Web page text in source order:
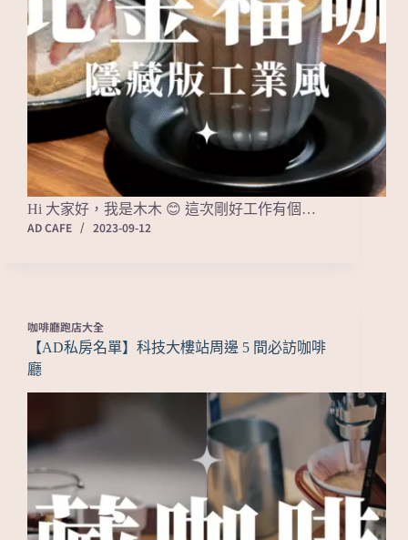
Hi 大家好，我是木木 😊 這次剛好工作有個…
AD CAFE
2023-09-12
咖啡廳跑店大全
【AD私房名單】科技大樓站周邊 5 間必訪咖啡
廳